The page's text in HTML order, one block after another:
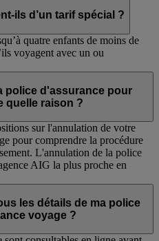
ils d’un tarif spécial ?
quatre enfants de moins de
voyagent avec un ou
police d'assurance pour
quelle raison ?
sur l'annulation de votre
pour comprendre la procédure
L'annulation de la police
AIG la plus proche en
les détails de ma police
voyage ?